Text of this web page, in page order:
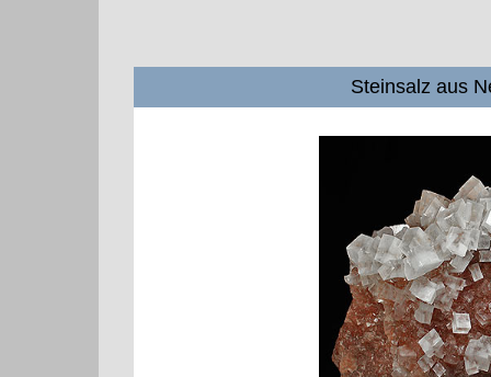
Steinsalz aus